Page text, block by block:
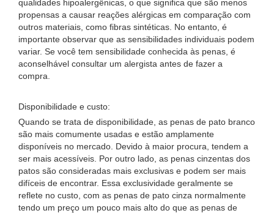
qualidades hipoalergênicas, o que significa que são menos
propensas a causar reações alérgicas em comparação com
outros materiais, como fibras sintéticas. No entanto, é
importante observar que as sensibilidades individuais podem
variar. Se você tem sensibilidade conhecida às penas, é
aconselhável consultar um alergista antes de fazer a
compra.
Disponibilidade e custo:
Quando se trata de disponibilidade, as penas de pato branco
são mais comumente usadas e estão amplamente
disponíveis no mercado. Devido à maior procura, tendem a
ser mais acessíveis. Por outro lado, as penas cinzentas dos
patos são consideradas mais exclusivas e podem ser mais
difíceis de encontrar. Essa exclusividade geralmente se
reflete no custo, com as penas de pato cinza normalmente
tendo um preço um pouco mais alto do que as penas de